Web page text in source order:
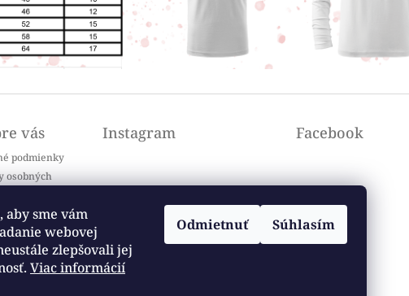
aby sme vám
webovej
zlepšovali jej
Viac informácií
Odmietnuť Súhlasím
vás
podmienky
osobných
/ FAQ
Instagram
Sledovať na Instagrame
Facebook